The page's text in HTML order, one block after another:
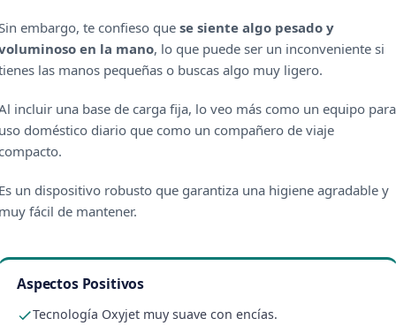
embargo, te confieso que se siente algo pesado y
en la mano, lo que puede ser un inconveniente si
las manos pequeñas o buscas algo muy ligero.
incluir una base de carga fija, lo veo más como un equipo para
doméstico diario que como un compañero de viaje
un dispositivo robusto que garantiza una higiene agradable y
fácil de mantener.
Aspectos Positivos
Tecnología Oxyjet muy suave con encías.